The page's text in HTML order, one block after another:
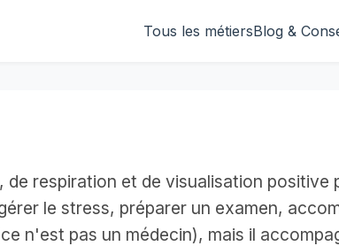
Tous les métiersBlog &
respiration et de visualisation positive
le stress, préparer un examen,
n'est pas un médecin), mais il